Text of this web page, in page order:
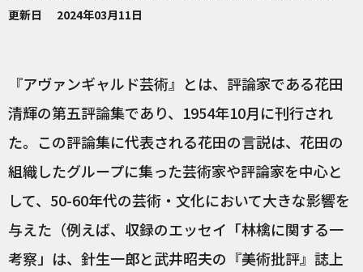
更新日
2024年03月11日
『アヴァンギャルド芸術』とは、評論家である花田
清輝の第五評論集であり、1954年10月に刊行され
た。この評論集に代表される花田の言説は、花田の
組織したグループに集った芸術家や評論家を中心と
して、50-60年代の芸術・文化において大きな影響を
与えた（例えば、収録のエッセイ「林檎に関する一
考察」は、針生一郎と武井昭夫の『美術批評』誌上